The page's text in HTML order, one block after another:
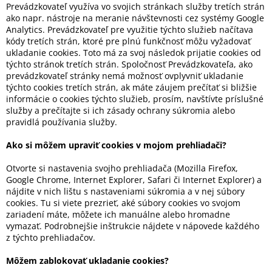
Prevádzkovateľ využíva vo svojich stránkach služby tretích strán
ako napr. nástroje na meranie návštevnosti cez systémy Google
Analytics. Prevádzkovateľ pre využitie týchto služieb načítava
kódy tretích strán, ktoré pre plnú funkčnosť môžu vyžadovať
ukladanie cookies. Toto má za svoj následok prijatie cookies od
týchto stránok tretích strán. Spoločnosť Prevádzkovateľa, ako
prevádzkovateľ stránky nemá možnosť ovplyvniť ukladanie
týchto cookies tretích strán, ak máte záujem prečítať si bližšie
informácie o cookies týchto služieb, prosím, navštívte príslušné
služby a prečítajte si ich zásady ochrany súkromia alebo
pravidlá používania služby.
Ako si môžem upraviť cookies v mojom prehliadači?
Otvorte si nastavenia svojho prehliadača (Mozilla Firefox,
Google Chrome, Internet Explorer, Safari či Internet Explorer) a
nájdite v nich lištu s nastaveniami súkromia a v nej súbory
cookies. Tu si viete prezrieť, aké súbory cookies vo svojom
zariadení máte, môžete ich manuálne alebo hromadne
vymazať. Podrobnejšie inštrukcie nájdete v nápovede každého
z týchto prehliadačov.
Môžem zablokovať ukladanie cookies?